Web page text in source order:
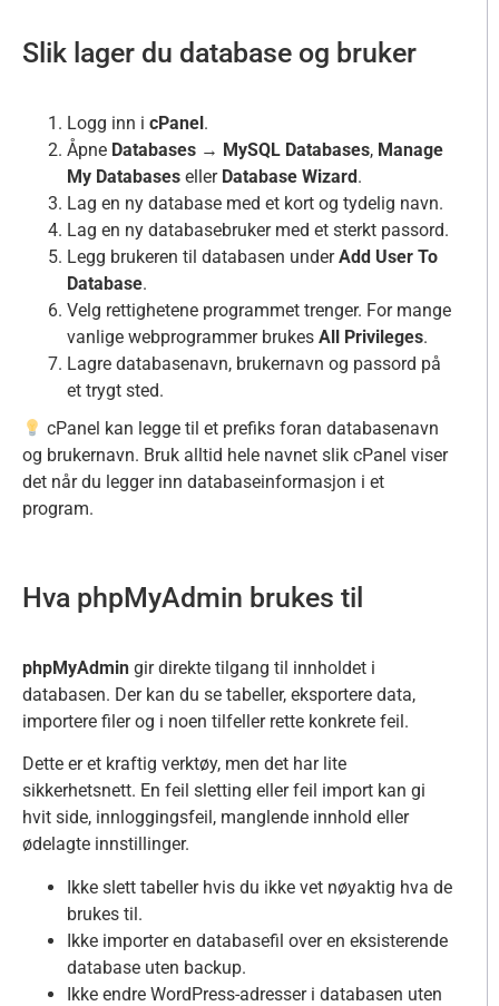
Slik lager du database og bruker
Logg inn i cPanel .
Åpne Databases → MySQL Databases, Manage
My Databases eller Database Wizard .
Lag en ny database med et kort og tydelig navn.
Lag en ny databasebruker med et sterkt passord.
Legg brukeren til databasen underAdd User To
Database.
Velg rettighetene programmet trenger. For mange
vanlige webprogrammer brukes All Privileges.
Lagre databasenavn, brukernavn og passord på
et trygt sted.
cPanel kan legge til et prefiks foran databasenavn
og brukernavn. Bruk alltid hele navnet slik cPanel viser
det når du legger inn databaseinformasjon i et
program.
Hva phpMyAdmin brukes til
phpMyAdmin gir direkte tilgang til innholdet i
databasen. Der kan du se tabeller, eksportere data,
importere filer og i noen tilfeller rette konkrete feil.
Dette er et kraftig verktøy, men det har lite
sikkerhetsnett. En feil sletting eller feil import kan gi
hvit side, innloggingsfeil, manglende innhold eller
ødelagte innstillinger.
Ikke slett tabeller hvis du ikke vet nøyaktig hva de
brukes til.
Ikke importer en databasefil over en eksisterende
database uten backup.
Ikke endre WordPress-adresser i databasen uten